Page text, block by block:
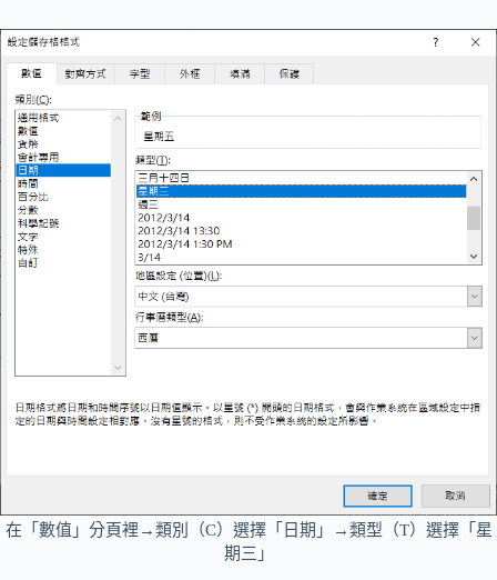
在「數值」分頁裡→類別（C）選擇「日期」→類型（T）選擇「星
期三」